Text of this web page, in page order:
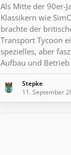
Als Mitte der 90er-
Klassikern wie
brachte der
Transport Tycoon
spezielles, aber
Aufbau und
Stepke
11. September